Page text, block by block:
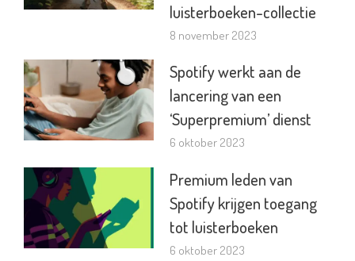
luisterboeken-collectie
8 november 2023
Spotify werkt aan de
lancering van een
‘Superpremium’ dienst
6 oktober 2023
Premium leden van
Spotify krijgen toegang
tot luisterboeken
6 oktober 2023